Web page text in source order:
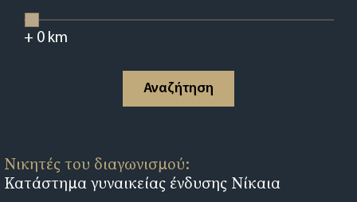
+ 0km
Αναζήτηση
Νικητές του διαγωνισμού:
Κατάστημα γυναικείας ένδυσης Νίκαια